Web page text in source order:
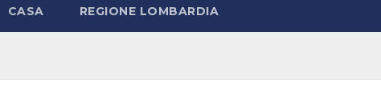
CASA REGIONE LOMBARDIA